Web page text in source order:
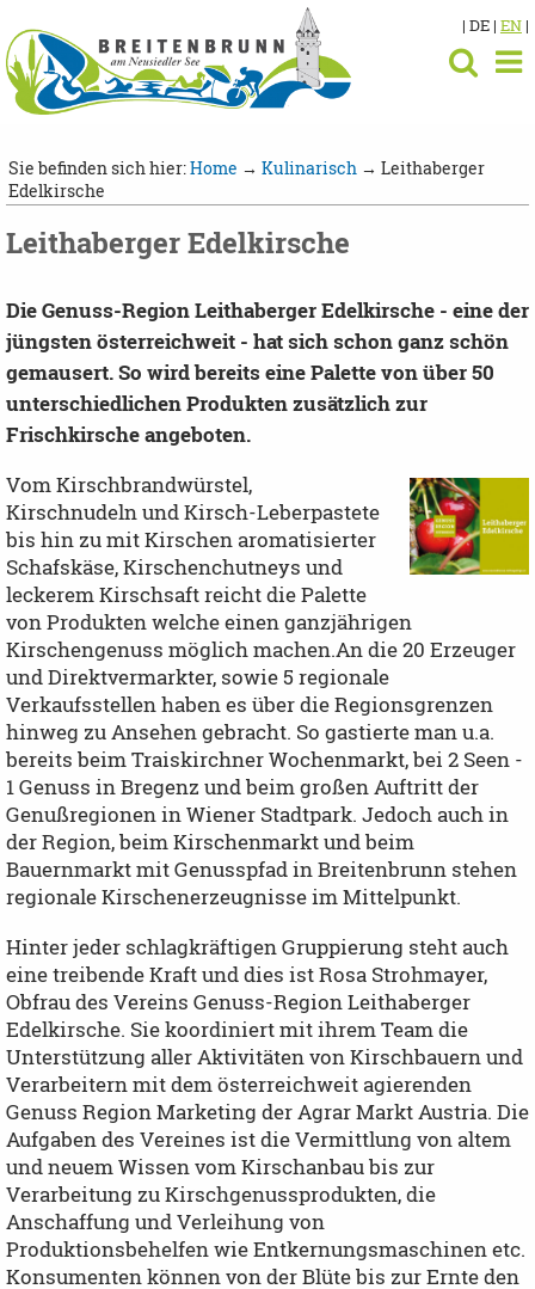
| DE | EN|
Sie befinden sich hier:Home → Kulinarisch → Leithaberger
Edelkirsche
Leithaberger Edelkirsche
DieGenuss-RegionLeithaberger Edelkirsche - eine der
jüngsten österreichweit - hat sich schon ganz schön
gemausert. So wird bereits eine Palette von über 50
unterschiedlichen Produkten zusätzlich zur
Frischkirsche angeboten.
Vom Kirschbrandwürstel,
Kirschnudeln und Kirsch-Leberpastete
bis hin zu mit Kirschen aromatisierter
Schafskäse, Kirschenchutneys und
leckerem Kirschsaft reicht die Palette
von Produkten welche einen ganzjährigen
Kirschengenuss möglich machen.An die 20 Erzeuger
und Direktvermarkter, sowie 5 regionale
Verkaufsstellen haben es über die Regionsgrenzen
hinweg zu Ansehen gebracht. So gastierte man u.a.
bereits beim Traiskirchner Wochenmarkt, bei 2 Seen -
1 Genuss in Bregenz und beim großen Auftritt der
Genußregionen in Wiener Stadtpark. Jedoch auch in
der Region, beim Kirschenmarkt und beim
Bauernmarkt mit Genusspfad in Breitenbrunn stehen
regionale Kirschenerzeugnisse im Mittelpunkt.
Hinter jeder schlagkräftigen Gruppierung steht auch
eine treibende Kraft und dies ist Rosa Strohmayer,
Obfrau des Vereins Genuss-Region Leithaberger
Edelkirsche. Sie koordiniert mit ihrem Team die
Unterstützung aller Aktivitäten von Kirschbauern und
Verarbeitern mit dem österreichweit agierenden
Genuss Region Marketing der Agrar Markt Austria. Die
Aufgaben des Vereines ist die Vermittlung von altem
und neuem Wissen vom Kirschanbau bis zur
Verarbeitung zu Kirschgenussprodukten, die
Anschaffung und Verleihung von
Produktionsbehelfen wie Entkernungsmaschinen etc.
Konsumenten können von der Blüte bis zur Ernte den